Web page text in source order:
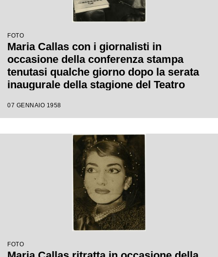
FOTO
Maria Callas con i giornalisti in
occasione della conferenza stampa
tenutasi qualche giorno dopo la serata
inaugurale della stagione del Teatro
interpretava la Norma di Bellini, alla fine
causa di una brutta raucedine e non
rientrò in scena
07 GENNAIO 1958
FOTO